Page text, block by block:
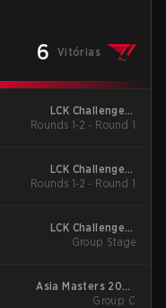
6 Vitórias
LCK Challengers
League - LCK
Rounds 1-2 - Round 1
LCK Challengers
League - LCK
Rounds 1-2 - Round 1
LCK Challengers
League Kickoff 2026
Group Stage
Asia Masters 2025
Group C
Group C